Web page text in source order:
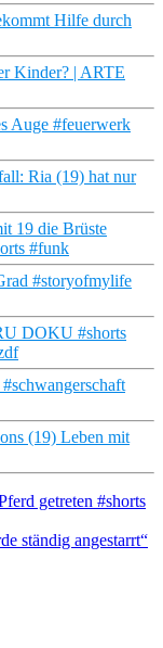
Hilfe durch
Kinder? | ARTE
Auge #feuerwerk
Ria (19) hat nur
19 die Brüste
#funk
#storyofmylife
DOKU #shorts
(19) Leben mit
getreten #shorts
ständig angestarrt“